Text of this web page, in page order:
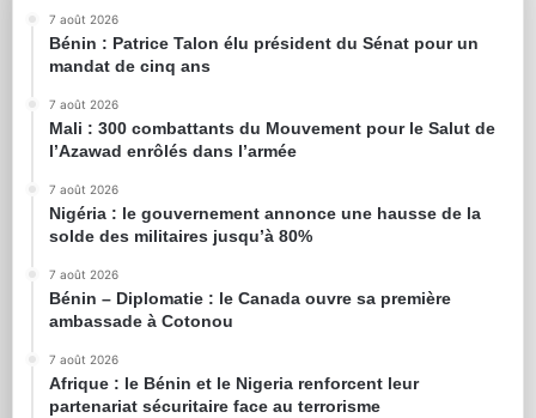
7 août 2026
Bénin : Patrice Talon élu président du Sénat pour un
mandat de cinq ans
7 août 2026
Mali : 300 combattants du Mouvement pour le Salut de
l’Azawad enrôlés dans l’armée
7 août 2026
Nigéria : le gouvernement annonce une hausse de la
solde des militaires jusqu’à 80%
7 août 2026
Bénin – Diplomatie : le Canada ouvre sa première
ambassade à Cotonou
7 août 2026
Afrique : le Bénin et le Nigeria renforcent leur
partenariat sécuritaire face au terrorisme